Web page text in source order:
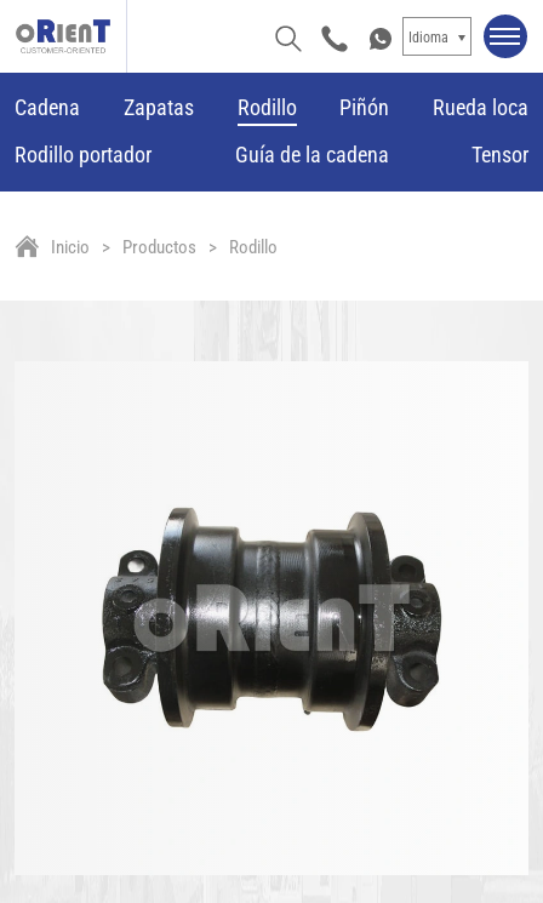
Idioma
Cadena Zapatas Rodillo Piñón
Rueda loca
Rodillo portador
Guía de la cadena Tensor
Inicio Productos Rodillo